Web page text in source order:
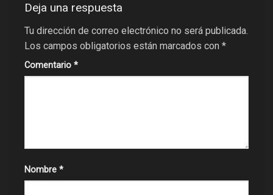
Deja una respuesta
Tu dirección de correo electrónico no será publicada.
Los campos obligatorios están marcados con *
Comentario *
Nombre *